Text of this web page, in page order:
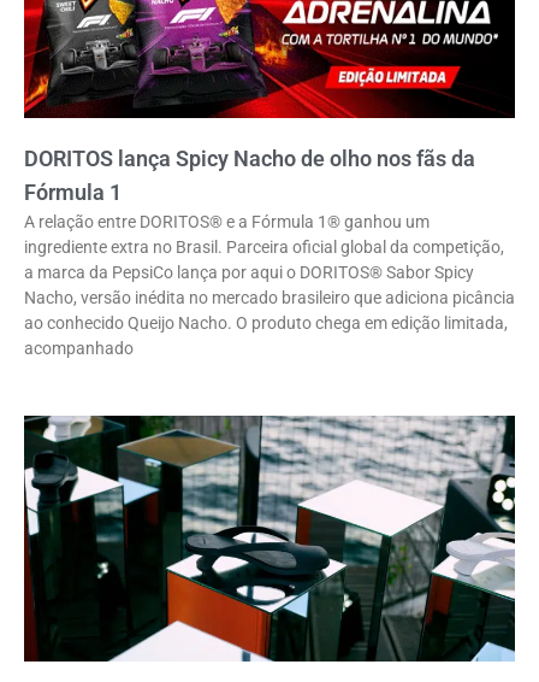
DORITOS lança Spicy Nacho de olho nos fãs da
Fórmula 1
A relação entre DORITOS® e a Fórmula 1® ganhou um
ingrediente extra no Brasil. Parceira oficial global da competição,
a marca da PepsiCo lança por aqui o DORITOS® Sabor Spicy
Nacho, versão inédita no mercado brasileiro que adiciona picância
ao conhecido Queijo Nacho. O produto chega em edição limitada,
acompanhado